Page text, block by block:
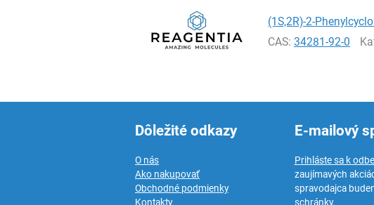
(1S,2R)-2-
CAS:34281-92-0
Dôležité odkazy
O nás
Ako nakupovať
Obchodné podmienky
Kontakty
E-mailový
Prihláste sa k
zaujímavých
spravodajca
schránky.